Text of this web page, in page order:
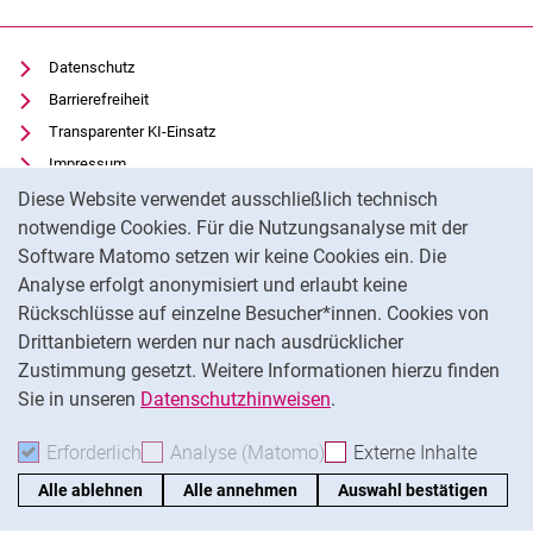
Diese Website verwendet ausschließlich technisch
notwendige Cookies. Für die Nutzungsanalyse mit der
Software Matomo setzen wir keine Cookies ein. Die
Analyse erfolgt anonymisiert und erlaubt keine
Rückschlüsse auf einzelne Besucher*innen. Cookies von
Drittanbietern werden nur nach ausdrücklicher
Zustimmung gesetzt. Weitere Informationen hierzu finden
Sie in unseren Datenschutzhinweisen.
Erforderlich Erforderliche Cookies akzeptieren
Analyse (Matomo) Analyse-Cookies
Externe Inhalte
Alle ablehnen Alle annehmen Auswahl bestätigen
Datenschutz
Barrierefreiheit
Transparenter KI-Einsatz
Impressum
Cookie-Einstellungen